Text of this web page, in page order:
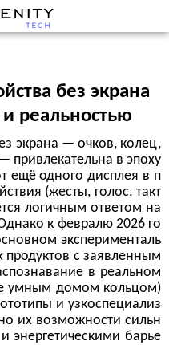
без экрана
реальностью
экрана — очков, колец,
привлекательна в эпоху
ещё одного дисплея в п
(жесты, голос, такт
логичным ответом на
к февралю 2026 го
эксперименталь
с заявленным
в реальном
умным домом кольцом)
и узкоспециализ
их возможности сильн
энергетическими барье